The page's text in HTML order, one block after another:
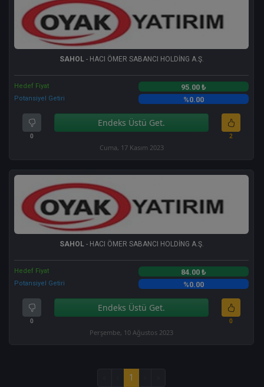
SAHOL- HACI ÖMER SABANCI HOLDİNG A.Ş.
Hedef Fiyat 95.00 ₺
Potansiyel Getiri %0.00
0
Endeks Üstü Get.
2
Cuma, 17 Kasım 2023
SAHOL- HACI ÖMER SABANCI HOLDİNG A.Ş.
Hedef Fiyat 84.00 ₺
Potansiyel Getiri %0.00
0
Endeks Üstü Get.
0
Perşembe, 10 Ağustos 2023
1